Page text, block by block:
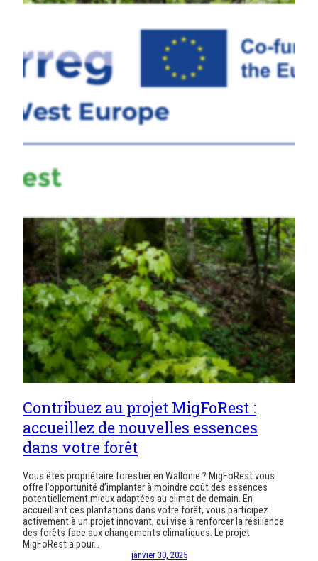
Contribuez au projet MigFoRest :
accueillez de nouvelles essences
dans votre forêt
Vous êtes propriétaire forestier en Wallonie ? MigFoRest vous
offre l’opportunité d’implanter à moindre coût des essences
potentiellement mieux adaptées au climat de demain. En
accueillant ces plantations dans votre forêt, vous participez
activement à un projet innovant, qui vise à renforcer la résilience
des forêts face aux changements climatiques. Le projet
MigFoRest a pour…
janvier 30, 2025